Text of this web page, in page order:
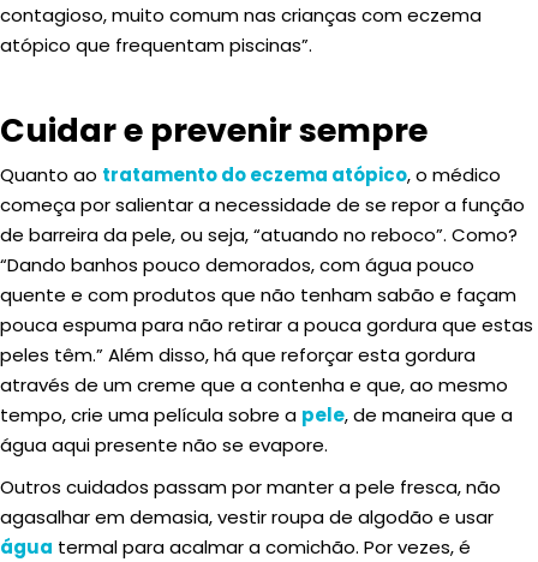
contagioso, muito comum nas crianças com eczema
atópico que frequentam piscinas”.
Cuidar e prevenir sempre
Quanto ao tratamento do eczema atópico, o médico
começa por salientar a necessidade de se repor a função
de barreira da pele, ou seja, “atuando no reboco”. Como?
“Dando banhos pouco demorados, com água pouco
quente e com produtos que não tenham sabão e façam
pouca espuma para não retirar a pouca gordura que estas
peles têm.” Além disso, há que reforçar esta gordura
através de um creme que a contenha e que, ao mesmo
tempo, crie uma película sobre a pele, de maneira que a
água aqui presente não se evapore.
Outros cuidados passam por manter a pele fresca, não
agasalhar em demasia, vestir roupa de algodão e usar
água termal para acalmar a comichão. Por vezes, é